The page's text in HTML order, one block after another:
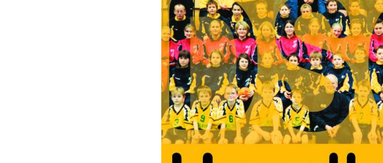
Mission Olympic
Stadtmeisterschaft
UHG-Turnier
Revierpokal